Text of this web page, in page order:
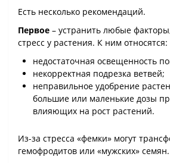
Есть несколько рекомендаций.
Первое – устранить любые
стресс у растения. К ним относятся:
недостаточная освещенность
некорректная подрезка ветвей;
неправильное удобрение
большие или маленькие дозы
влияющих на рост растений.
Из-за стресса «фемки» могут
гемофродитов или «мужских» семян.